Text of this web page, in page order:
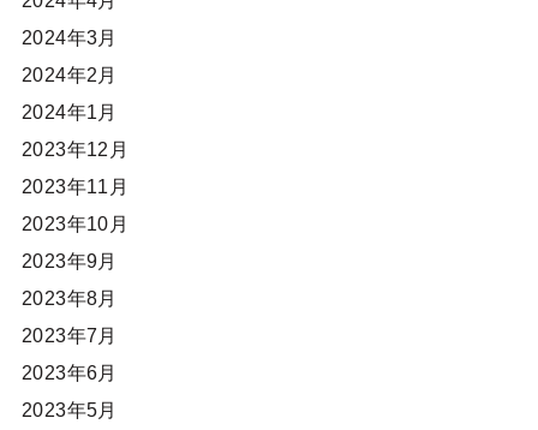
2024年3月
2024年2月
2024年1月
2023年12月
2023年11月
2023年10月
2023年9月
2023年8月
2023年7月
2023年6月
2023年5月